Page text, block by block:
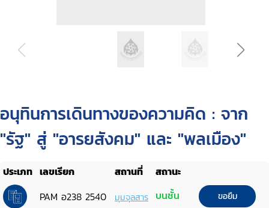
อนุทินการเดินทางของความคิด : จาก
"รัฐ" สู่ "อารยสังคม" และ "พลเมือง"
ประเภท เลขเรียก สถานที่
สถานะ
PAM อ238 2540
มุมจุลสาร บนชั้น ขอยืม